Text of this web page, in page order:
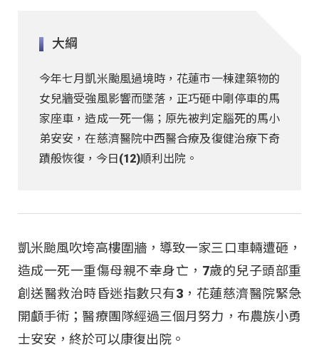
大綱
今年七月凱米颱風過境時，花蓮市一棟建築物的
女兒牆受強風影響而墜落，正巧砸中剛停車的馬
家座車，造成一死一傷；原先被判定腦死的馬小
弟安安，在慈濟醫院中西醫合療及復健治療下奇
蹟般恢復，今日(12)順利出院。
凱米颱風吹垮高樓圍牆，導致一家三口車輛遭砸，
造成一死一重傷母親不幸身亡，7歲的兒子頭部重
創送醫救治時昏迷指數只有3，花蓮慈濟醫院緊急
開顱手術；醫療團隊經過三個月努力，布農族小勇
士安安，終於可以康復出院。